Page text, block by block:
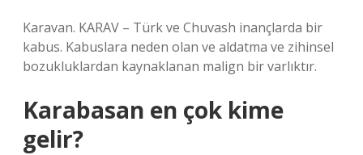
Karavan. KARAV – Türk ve Chuvash inançlarda bir
kabus. Kabuslara neden olan ve aldatma ve zihinsel
bozukluklardan kaynaklanan malign bir varlıktır.
Karabasan en çok kime
gelir?